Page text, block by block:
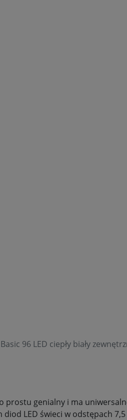
96 LED ciepły biały
prostu genialny i ma
diod LED świeci w odstępach